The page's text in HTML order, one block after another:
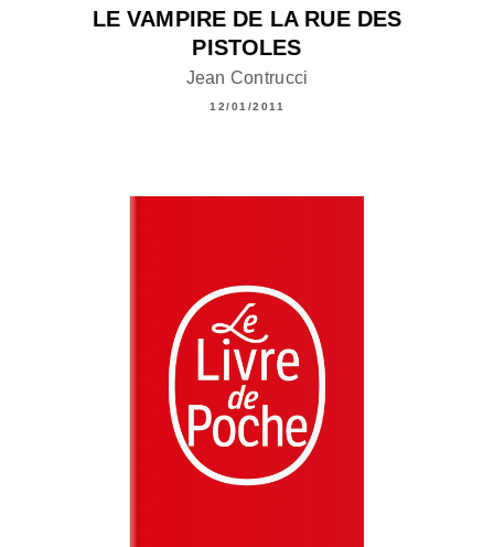
LE VAMPIRE DE LA RUE DES
PISTOLES
Jean Contrucci
12/01/2011